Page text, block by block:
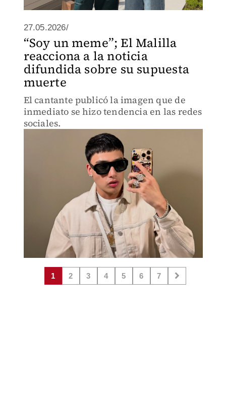
27.05.2026/
“Soy un meme”; El Malilla
reacciona a la noticia
difundida sobre su supuesta
muerte
El cantante publicó la imagen que de
inmediato se hizo tendencia en las redes
sociales.
1 2 3 4 5 6 7